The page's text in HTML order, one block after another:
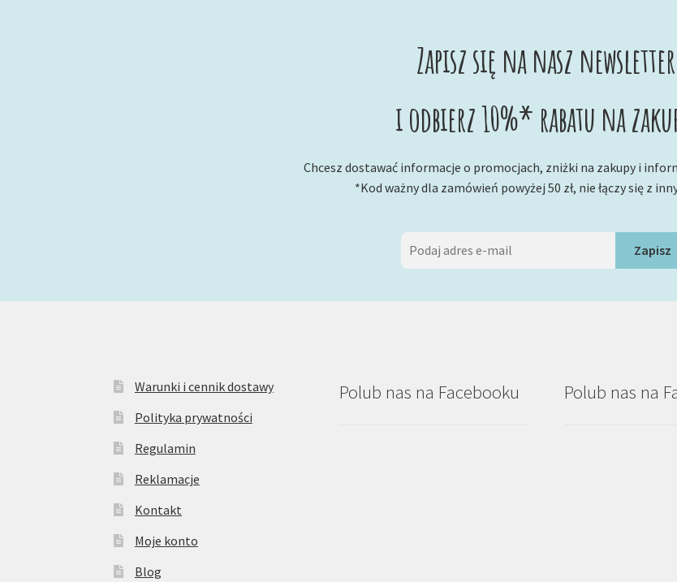
Zapisz się na nasz newsletter
i odbierz 10%* rabatu na
Chcesz dostawać informacje o promocjach, zniżki na zakupy i
*Kod ważny dla zamówień powyżej 50 zł, nie łączy się z
Warunki i cennik dostawy
Polityka prywatności
Regulamin
Reklamacje
Kontakt
Moje konto
Blog
Polub nas na Facebooku Polub nas na